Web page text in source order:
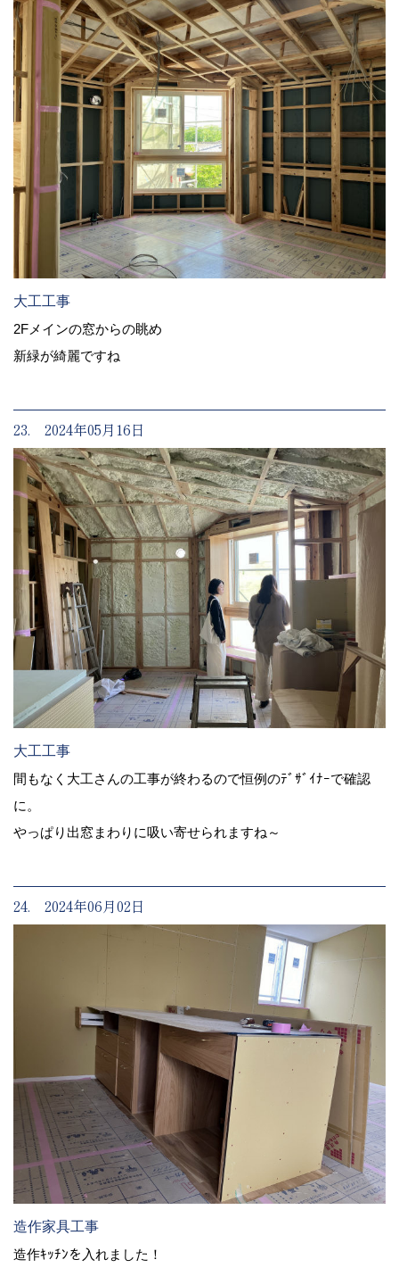
大工工事
2Fメインの窓からの眺め
新緑が綺麗ですね
23. 2024年05月16日
大工工事
間もなく大工さんの工事が終わるので恒例のﾃﾞｻﾞｲﾅｰで確認
に。
やっぱり出窓まわりに吸い寄せられますね～
24. 2024年06月02日
造作家具工事
造作ｷｯﾁﾝを入れました！